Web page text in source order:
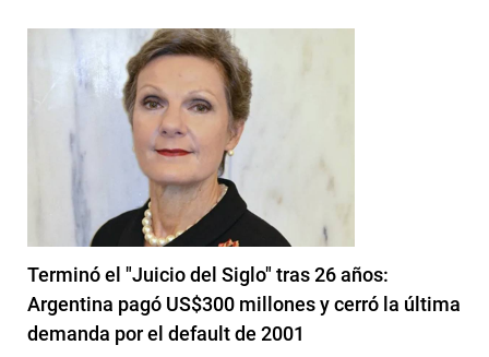
Terminó el "Juicio del Siglo" tras 26 años:
Argentina pagó US$300 millones y cerró la última
demanda por el default de 2001